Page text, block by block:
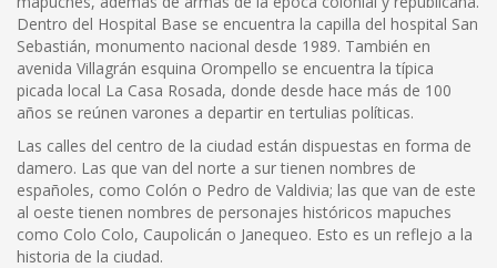
Dentro del Hospital Base se encuentra la capilla del hospital San
Sebastián, monumento nacional desde 1989. También en
avenida Villagrán esquina Orompello se encuentra la típica
picada local La Casa Rosada, donde desde hace más de 100
años se reúnen varones a departir en tertulias políticas.
Las calles del centro de la ciudad están dispuestas en forma de
damero. Las que van del norte a sur tienen nombres de
españoles, como Colón o Pedro de Valdivia; las que van de este
al oeste tienen nombres de personajes históricos mapuches
como Colo Colo, Caupolicán o Janequeo. Esto es un reflejo a la
historia de la ciudad.